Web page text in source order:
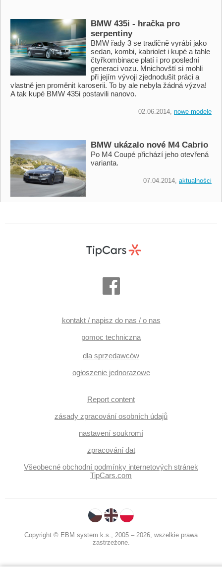
BMW 435i - hračka pro
serpentiny
BMW řady 3 se tradičně vyrábí jako
sedan, kombi, kabriolet i kupé a tahle
čtyřkombinace platí i pro poslední
generaci vozu. Mnichovští si mohli
při jejím vývoji zjednodušit práci a
vlastně jen proměnit karoserii. To by ale nebyla žádná výzva!
A tak kupé BMW 435i postavili nanovo.
02.06.2014, nowe modele
BMW ukázalo nové M4 Cabrio
Po M4 Coupé přichází jeho otevřená
varianta.
07.04.2014, aktualności
kontakt / napisz do nas / o nas
pomoc techniczna
dla sprzedawców
ogłoszenie jednorazowe
Report content
zásady zpracování osobních údajů
nastavení soukromí
zpracování dat
Všeobecné obchodní podmínky internetových stránek
TipCars.com
Copyright © EBM system k.s., 2005 – 2026, wszelkie prawa
zastrzeżone.